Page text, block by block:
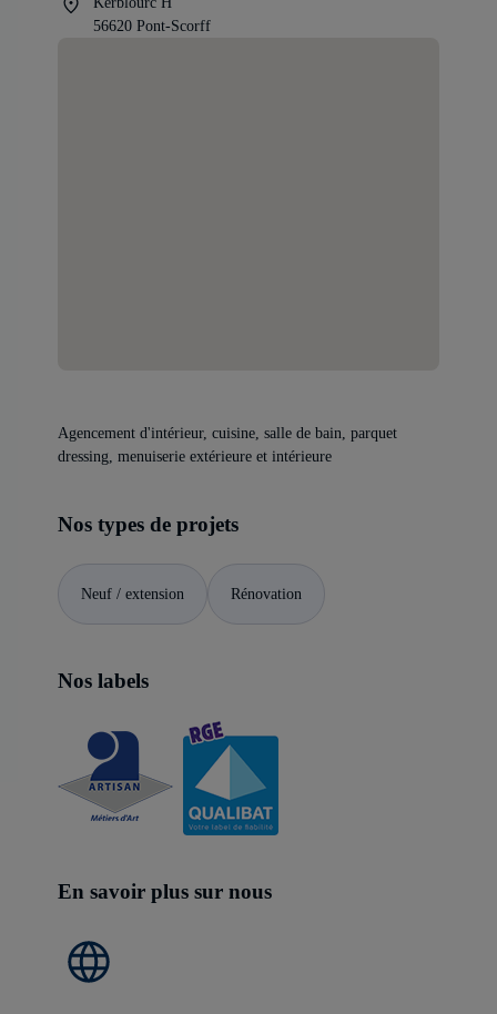
56620 Pont-Scorff
Agencement d'intérieur, cuisine, salle de bain, parquet
dressing, menuiserie extérieure et intérieure
Nos types de projets
Neuf / extension Rénovation
Nos labels
En savoir plus sur nous